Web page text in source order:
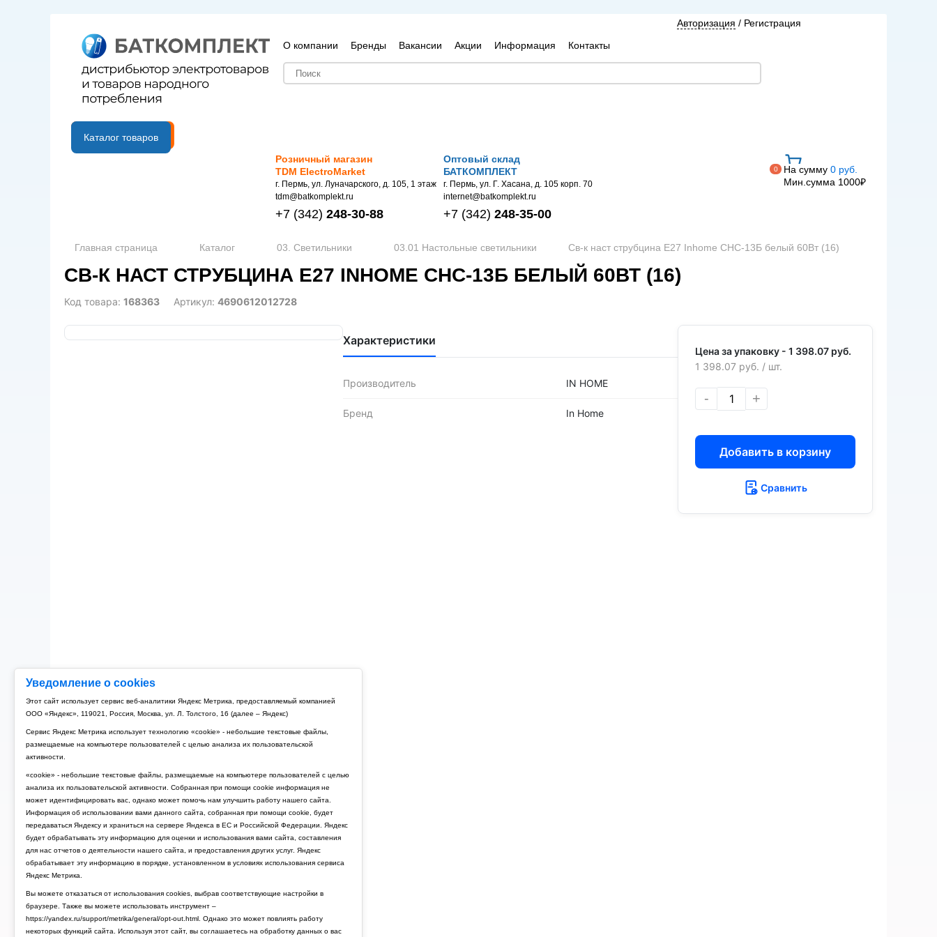
Уведомление о cookies
Этот сайт использует сервис веб-аналитики Яндекс Метрика, предоставляемый компанией
ООО «Яндекс», 119021, Россия, Москва, ул. Л. Толстого, 16 (далее – Яндекс)
Сервис Яндекс Метрика использует технологию «cookie» - небольшие текстовые файлы,
размещаемые на компьютере пользователей с целью анализа их пользовательской
активности.
«cookie» - небольшие текстовые файлы, размещаемые на компьютере пользователей с целью
анализа их пользовательской активности. Собранная при помощи cookie информация не
может идентифицировать вас, однако может помочь нам улучшить работу нашего сайта.
Информация об использовании вами данного сайта, собранная при помощи cookie, будет
передаваться Яндексу и храниться на сервере Яндекса в ЕС и Российской Федерации. Яндекс
будет обрабатывать эту информацию для оценки и использования вами сайта, составления
для нас отчетов о деятельности нашего сайта, и предоставления других услуг. Яндекс
обрабатывает эту информацию в порядке, установленном в условиях использования сервиса
Яндекс Метрика.
Вы можете отказаться от использования cookies, выбрав соответствующие настройки в
браузере. Также вы можете использовать инструмент –
https://yandex.ru/support/metrika/general/opt-out.html. Однако это может повлиять работу
некоторых функций сайта. Используя этот сайт, вы соглашаетесь на обработку данных о вас
О компании Бренды Вакансии Акции Информация Контакты
Авторизация / Регистрация
B2B портал
Каталог товаров
Розничный магазин
TDM ElectroMarket
г. Пермь, ул. Луначарского, д. 105, 1 этаж
tdm@batkomplekt.ru
+7 (342) 248-30-88
Оптовый склад
БАТКОМПЛЕКТ
г. Пермь, ул. Г. Хасана, д. 105 корп. 70
internet@batkomplekt.ru
+7 (342) 248-35-00
0 На сумму 0 руб.
Мин.сумма 1000₽
Главная страница Каталог 03. Светильники 03.01 Настольные светильники Св-к наст струбцина Е27 Inhome СНС-13Б белый 60Вт (16)
СВ-К НАСТ СТРУБЦИНА Е27 INHOME СНС-13Б БЕЛЫЙ 60ВТ (16)
Код товара: 168363 Артикул: 4690612012728
Характеристики
Производитель IN HOME
Бренд In Home
Цена за упаковку - 1 398.07 руб.
1 398.07 руб. / шт.
- +
Добавить в корзину
Сравнить